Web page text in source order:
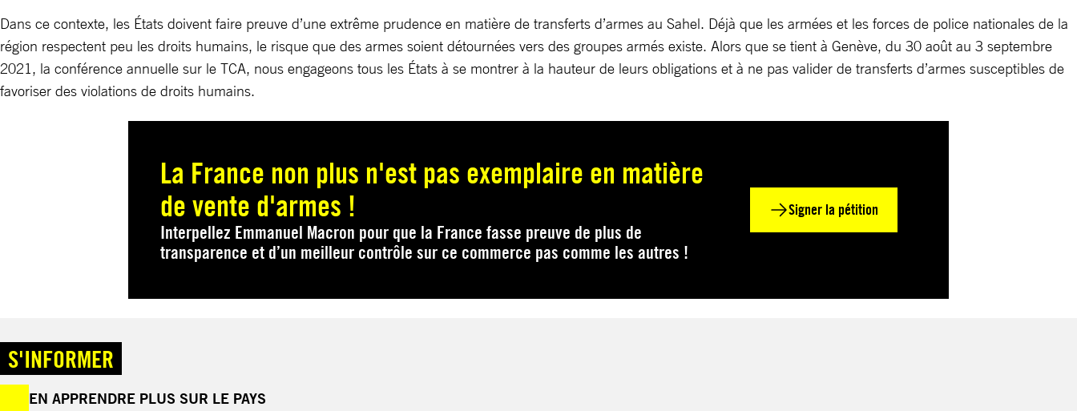
Dans ce contexte, les États doivent faire preuve d’une extrême prudence en matière de transferts d’armes au Sahel. Déjà que les armées et les forces de police nationales de la
région respectent peu les droits humains, le risque que des armes soient détournées vers des groupes armés existe. Alors que se tient à Genève, du 30 août au 3 septembre
2021, la conférence annuelle sur le TCA, nous engageons tous les États à se montrer à la hauteur de leurs obligations et à ne pas valider de transferts d’armes susceptibles de
favoriser des violations de droits humains.
La France non plus n'est pas exemplaire en matière
de vente d'armes !
Interpellez Emmanuel Macron pour que la France fasse preuve de plus de
transparence et d’un meilleur contrôle sur ce commerce pas comme les autres !
Signer la pétition
S'INFORMER
EN APPRENDRE PLUS SUR LE PAYS